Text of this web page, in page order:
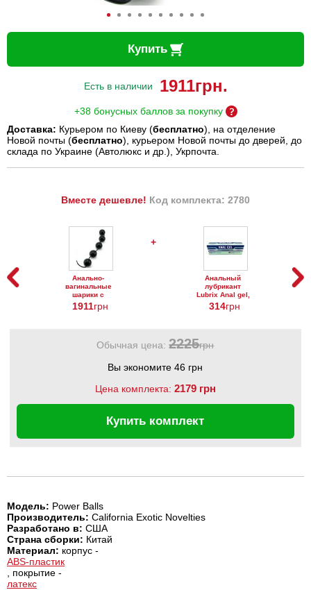
Купить
Есть в наличии 1911грн.
+38 бонусных баллов за покупку
Доставка: Курьером по Киеву (бесплатно), на отделение
Новой почты (бесплатно), курьером Новой почты до дверей, до
склада по Украине (Автолюкс и др.), Укрпочта.
Вместе дешевле! Код комплекта: 2780
Анально-
вагинальные
шарики с
кольцом Power
Balls
1911грн
+
Анальный
лубрикант
Lubrix Anal gel,
50 мл
314грн
Обычная цена:2225грн
Вы экономите 46 грн
Цена комплекта: 2179 грн
Купить комплект
Модель: Power Balls
Производитель: California Exotic Novelties
Разработано в: США
Страна сборки: Китай
Материал: корпус -
ABS-пластик
, покрытие -
латекс